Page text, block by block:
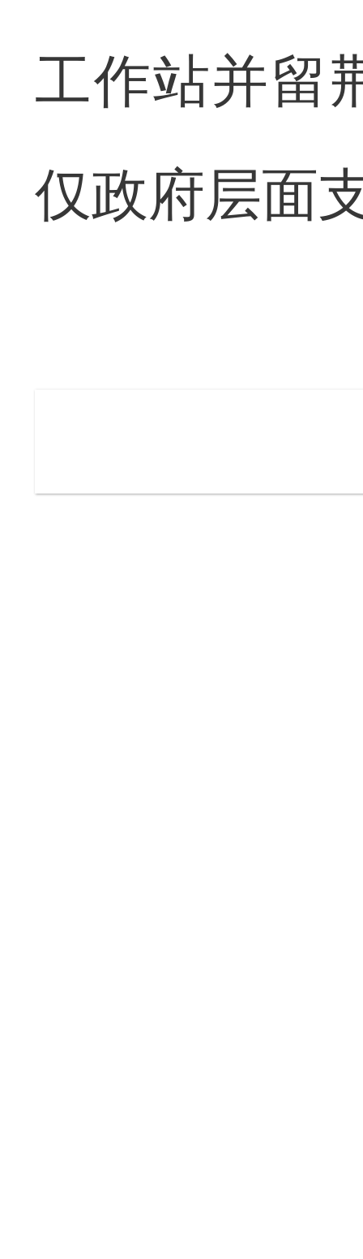
工作站并留
仅政府层面